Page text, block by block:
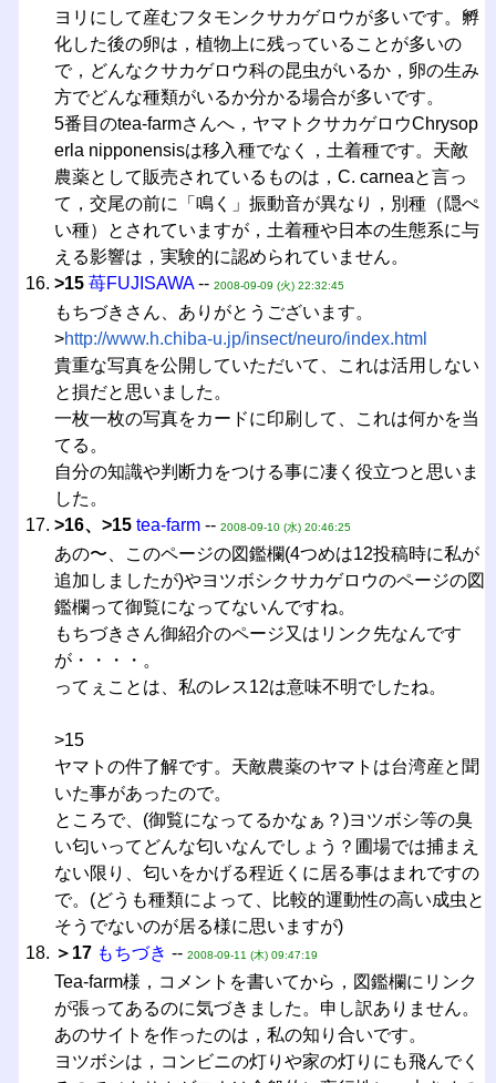
ヨリにして産むフタモンクサカゲロウが多いです。孵
化した後の卵は，植物上に残っていることが多いの
で，どんなクサカゲロウ科の昆虫がいるか，卵の生み
方でどんな種類がいるか分かる場合が多いです。
5番目のtea-farmさんへ，ヤマトクサカゲロウChrysop
erla nipponensisは移入種でなく，土着種です。天敵
農薬として販売されているものは，C. carneaと言っ
て，交尾の前に「鳴く」振動音が異なり，別種（隠ぺ
い種）とされていますが，土着種や日本の生態系に与
える影響は，実験的に認められていません。
>15 苺FUJISAWA-- 2008-09-09 (火) 22:32:45
もちづきさん、ありがとうございます。
>http://www.h.chiba-u.jp/insect/neuro/index.html
貴重な写真を公開していただいて、これは活用しない
と損だと思いました。
一枚一枚の写真をカードに印刷して、これは何かを当
てる。
自分の知識や判断力をつける事に凄く役立つと思いま
した。
>16、>15 tea-farm-- 2008-09-10 (水) 20:46:25
あの〜、このページの図鑑欄(4つめは12投稿時に私が
追加しましたが)やヨツボシクサカゲロウのページの図
鑑欄って御覧になってないんですね。
もちづきさん御紹介のページ又はリンク先なんです
が・・・・。
ってぇことは、私のレス12は意味不明でしたね。
>15
ヤマトの件了解です。天敵農薬のヤマトは台湾産と聞
いた事があったので。
ところで、(御覧になってるかなぁ？)ヨツボシ等の臭
い匂いってどんな匂いなんでしょう？圃場では捕まえ
ない限り、匂いをかげる程近くに居る事はまれですの
で。(どうも種類によって、比較的運動性の高い成虫と
そうでないのが居る様に思いますが)
＞17 もちづき -- 2008-09-11 (木) 09:47:19
Tea-farm様，コメントを書いてから，図鑑欄にリンク
が張ってあるのに気づきました。申し訳ありません。
あのサイトを作ったのは，私の知り合いです。
ヨツボシは，コンビニの灯りや家の灯りにも飛んでく